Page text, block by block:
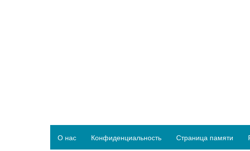
О нас Конфиденциальность Страница памяти